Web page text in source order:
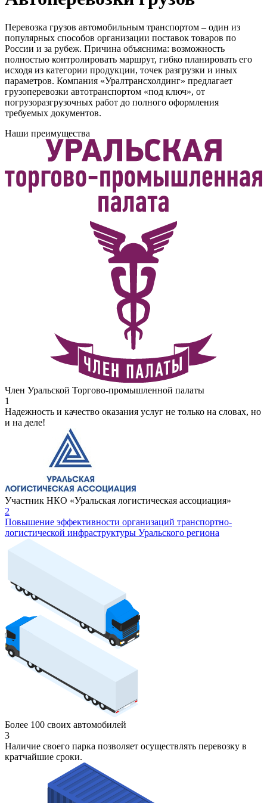
Перевозка грузов автомобильным транспортом – один из
популярных способов организации поставок товаров по
России и за рубеж. Причина объяснима: возможность
полностью контролировать маршрут, гибко планировать его
исходя из категории продукции, точек разгрузки и иных
параметров. Компания «Уралтрансхолдинг» предлагает
грузоперевозки автотранспортом «под ключ», от
погрузоразгрузочных работ до полного оформления
требуемых документов.
Наши преимущества
Член Уральской Торгово-промышленной палаты
1
Надежность и качество оказания услуг не только на словах, но
и на деле!
Участник НКО «Уральская логистическая ассоциация»
2
Повышение эффективности организаций транспортно-
логистической инфраструктуры Уральского региона
Более 100 своих автомобилей
3
Наличие своего парка позволяет осуществлять перевозку в
кратчайшие сроки.